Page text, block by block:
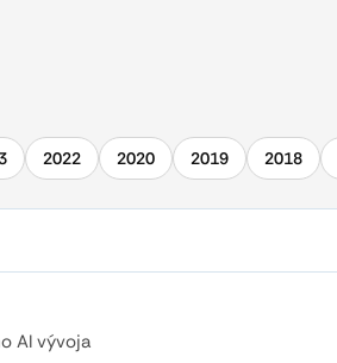
2022 2020 2019 2018
AI vývoja